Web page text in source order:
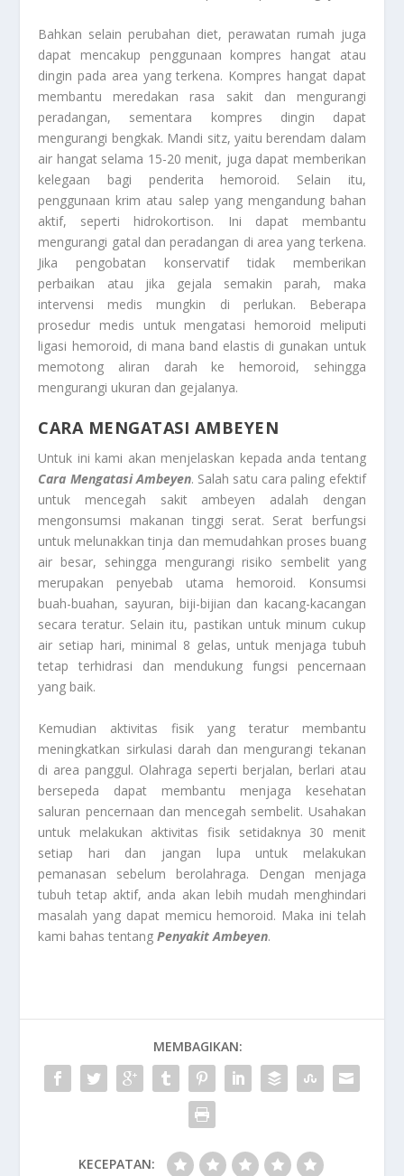
Bahkan selain perubahan diet, perawatan rumah juga
dapat mencakup penggunaan kompres hangat atau
dingin pada area yang terkena. Kompres hangat dapat
membantu meredakan rasa sakit dan mengurangi
peradangan, sementara kompres dingin dapat
mengurangi bengkak. Mandi sitz, yaitu berendam dalam
air hangat selama 15-20 menit, juga dapat memberikan
kelegaan bagi penderita hemoroid. Selain itu,
penggunaan krim atau salep yang mengandung bahan
aktif, seperti hidrokortison. Ini dapat membantu
mengurangi gatal dan peradangan di area yang terkena.
Jika pengobatan konservatif tidak memberikan
perbaikan atau jika gejala semakin parah, maka
intervensi medis mungkin di perlukan. Beberapa
prosedur medis untuk mengatasi hemoroid meliputi
ligasi hemoroid, di mana band elastis di gunakan untuk
memotong aliran darah ke hemoroid, sehingga
mengurangi ukuran dan gejalanya.
CARA MENGATASI AMBEYEN
Untuk ini kami akan menjelaskan kepada anda tentang
Cara Mengatasi Ambeyen. Salah satu cara paling efektif
untuk mencegah sakit ambeyen adalah dengan
mengonsumsi makanan tinggi serat. Serat berfungsi
untuk melunakkan tinja dan memudahkan proses buang
air besar, sehingga mengurangi risiko sembelit yang
merupakan penyebab utama hemoroid. Konsumsi
buah-buahan, sayuran, biji-bijian dan kacang-kacangan
secara teratur. Selain itu, pastikan untuk minum cukup
air setiap hari, minimal 8 gelas, untuk menjaga tubuh
tetap terhidrasi dan mendukung fungsi pencernaan
yang baik.
Kemudian aktivitas fisik yang teratur membantu
meningkatkan sirkulasi darah dan mengurangi tekanan
di area panggul. Olahraga seperti berjalan, berlari atau
bersepeda dapat membantu menjaga kesehatan
saluran pencernaan dan mencegah sembelit. Usahakan
untuk melakukan aktivitas fisik setidaknya 30 menit
setiap hari dan jangan lupa untuk melakukan
pemanasan sebelum berolahraga. Dengan menjaga
tubuh tetap aktif, anda akan lebih mudah menghindari
masalah yang dapat memicu hemoroid. Maka ini telah
kami bahas tentangPenyakit Ambeyen.
MEMBAGIKAN:
KECEPATAN: